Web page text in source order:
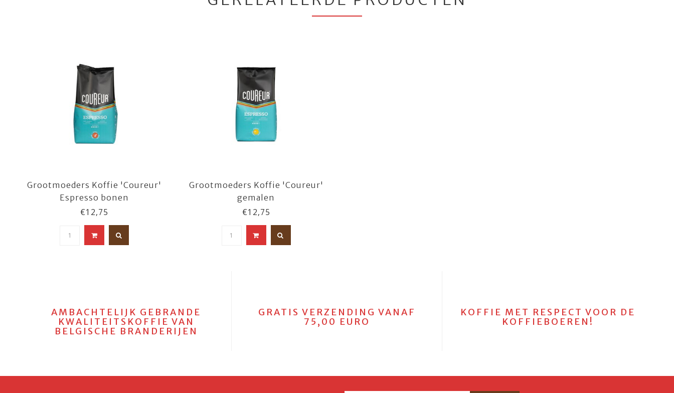
Grootmoeders Koffie 'Coureur'
Espresso bonen
€12,75
Grootmoeders Koffie 'Coureur'
gemalen
€12,75
AMBACHTELIJK GEBRANDE
KWALITEITSKOFFIE VAN
BELGISCHE BRANDERIJEN
GRATIS VERZENDING VANAF
75,00 EURO
KOFFIE MET RESPECT VOOR DE
KOFFIEBOEREN!